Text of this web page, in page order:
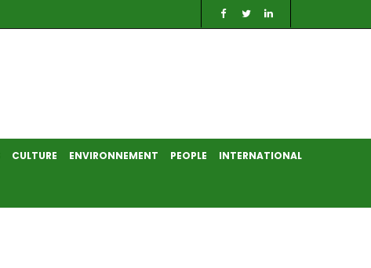
CULTURE ENVIRONNEMENT PEOPLE INTERNATIONAL